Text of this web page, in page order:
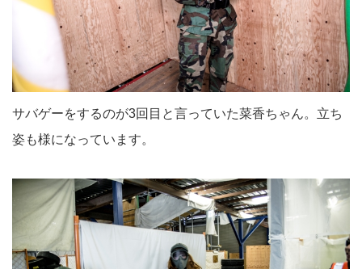
サバゲーをするのが3回目と言っていた菜香ちゃん。立ち
姿も様になっています。